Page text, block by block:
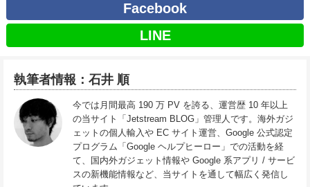
Facebook
LINE
執筆者情報：石井 順
今では月間最高 190 万 PV を誇る、運営歴 10 年以上
の当サイト「Jetstream BLOG」管理人です。海外ガジ
ェットの個人輸入や EC サイト運営、Google 公式認定
プログラム「Google ヘルプヒーロー」での活動を経
て、国内外ガジェット情報や Google 系アプリ / サービ
スの新機能情報など、当サイトを通して幅広く発信し